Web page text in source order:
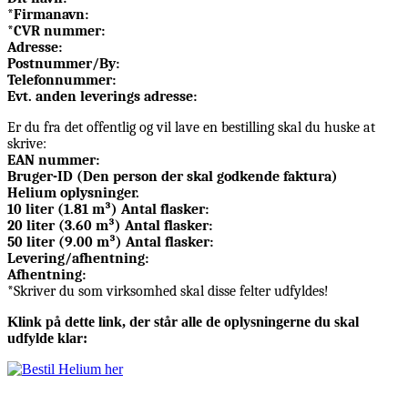
*Firmanavn:
*CVR nummer:
Adresse:
Postnummer/By:
Telefonnummer:
Evt. anden leverings adresse:
Er du fra det offentlig og vil lave en bestilling skal du huske at
skrive:
EAN nummer:
Bruger-ID (Den person der skal godkende faktura)
Helium oplysninger.
10 liter (1.81 m³) Antal flasker:
20 liter (3.60 m³) Antal flasker:
50 liter (9.00 m³) Antal flasker:
Levering/afhentning:
Afhentning:
*Skriver du som virksomhed skal disse felter udfyldes!
Klink på dette link, der står alle de oplysningerne du skal
udfylde klar: